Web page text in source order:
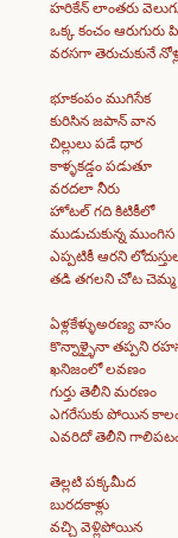
హరికేన్ లాంతరు
ఒక్క కంచం ఆరుగురు
వరసగా తెరుచుకునే
భూకంపం ముగిసేక
కురిసిన జపాన్ వాన
చిల్లులు పడే ధార
కాళ్ళకడ్డం పడుతూ
వరదలా నీరు
హోటల్ గది కిటికీలో
ముడుచుకున్న ముంగిస
ఎప్పటికీ ఆరని
తడి తగలని చోట చెమ్మ
ఏళ్లకేళ్ళుఅరణ్య వాసం
కొన్నాళ్ళైనా తప్పని
ఖనిజంలో లవణం
గుర్తు తెలీని మరణం
ఎగరేసుకు పోయిన
ఎవరిదో తెలీని
తెల్లటి పక్కమీద
బురదకాళ్లు
వచ్చి వెళ్లిపోయిన